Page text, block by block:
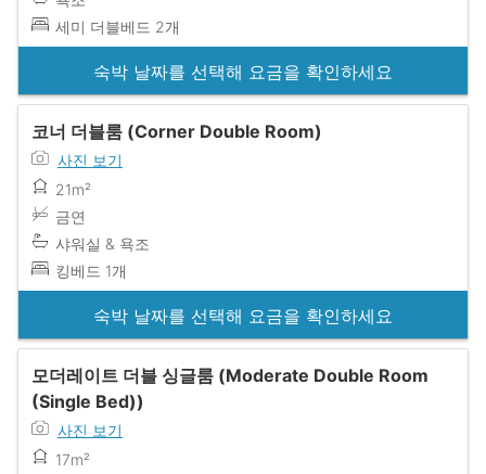
세미 더블베드 2개
숙박 날짜를 선택해 요금을 확인하세요
코너 더블룸 (Corner Double Room)
사진 보기
21m²
금연
샤워실 & 욕조
킹베드 1개
숙박 날짜를 선택해 요금을 확인하세요
모더레이트 더블 싱글룸 (Moderate Double Room
(Single Bed))
사진 보기
17m²